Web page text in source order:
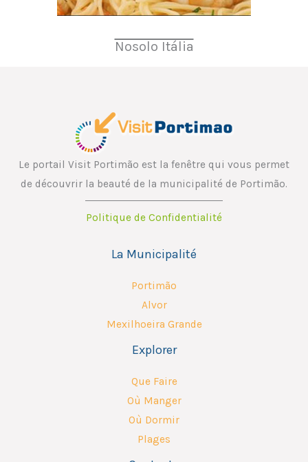
Nosolo Itália
Le portail Visit Portimão est la fenêtre qui vous permet
de découvrir la beauté de la municipalité de Portimão.
Politique de Confidentialité
La Municipalité
Portimão
Alvor
Mexilhoeira Grande
Explorer
Que Faire
Où Manger
Où Dormir
Plages